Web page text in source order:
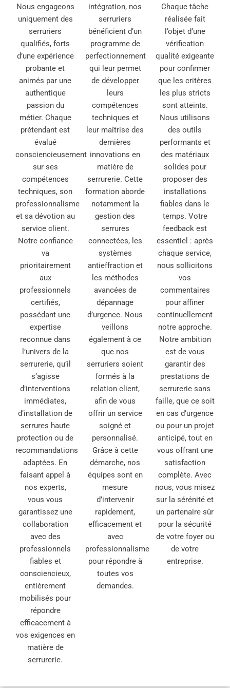
Nous engageons
uniquement des
serruriers
qualifiés, forts
d’une expérience
probante et
animés par une
authentique
passion du
métier. Chaque
prétendant est
évalué
consciencieusement
sur ses
compétences
techniques, son
professionnalisme
et sa dévotion au
service client.
Notre confiance
va
prioritairement
aux
professionnels
certifiés,
possédant une
expertise
reconnue dans
l’univers de la
serrurerie, qu’il
s’agisse
d’interventions
immédiates,
d’installation de
serrures haute
protection ou de
recommandations
adaptées. En
faisant appel à
nos experts,
vous vous
garantissez une
collaboration
avec des
professionnels
fiables et
consciencieux,
entièrement
mobilisés pour
répondre
efficacement à
vos exigences en
matière de
serrurerie.
intégration, nos
serruriers
bénéficient d’un
programme de
perfectionnement
qui leur permet
de développer
leurs
compétences
techniques et
leur maîtrise des
dernières
innovations en
matière de
serrurerie. Cette
formation aborde
notamment la
gestion des
serrures
connectées, les
systèmes
antieffraction et
les méthodes
avancées de
dépannage
d’urgence. Nous
veillons
également à ce
que nos
serruriers soient
formés à la
relation client,
afin de vous
offrir un service
soigné et
personnalisé.
Grâce à cette
démarche, nos
équipes sont en
mesure
d’intervenir
rapidement,
efficacement et
avec
professionnalisme
pour répondre à
toutes vos
demandes.
Chaque tâche
réalisée fait
l’objet d’une
vérification
qualité exigeante
pour confirmer
que les critères
les plus stricts
sont atteints.
Nous utilisons
des outils
performants et
des matériaux
solides pour
proposer des
installations
fiables dans le
temps. Votre
feedback est
essentiel : après
chaque service,
nous sollicitons
vos
commentaires
pour affiner
continuellement
notre approche.
Notre ambition
est de vous
garantir des
prestations de
serrurerie sans
faille, que ce soit
en cas d’urgence
ou pour un projet
anticipé, tout en
vous offrant une
satisfaction
complète. Avec
nous, vous misez
sur la sérénité et
un partenaire sûr
pour la sécurité
de votre foyer ou
de votre
entreprise.